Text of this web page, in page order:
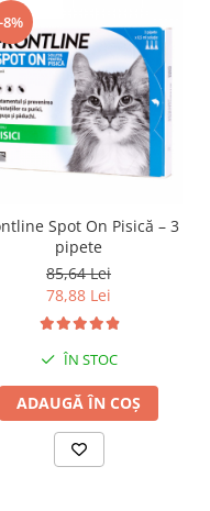
-8%
Spot On Pisică – 3
pipete
85,64 Lei
78,88 Lei
ÎN STOC
ADAUGĂ ÎN COȘ